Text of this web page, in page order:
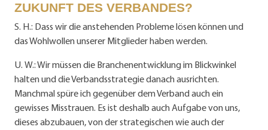
ZUKUNFT DES VERBANDES?
S. H.: Dass wir die anstehenden Probleme lösen können und
das Wohlwollen unserer Mitglieder haben werden.
U. W.: Wir müssen die Branchenentwicklung im Blickwinkel
halten und die Verbandsstrategie danach ausrichten.
Manchmal spüre ich gegenüber dem Verband auch ein
gewisses Misstrauen. Es ist deshalb auch Aufgabe von uns,
dieses abzubauen, von der strategischen wie auch der